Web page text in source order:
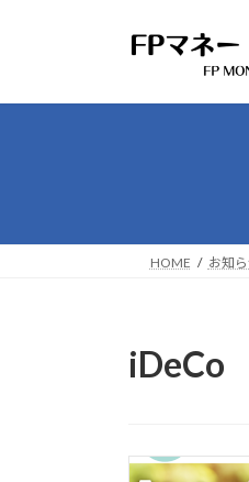
プ
動
HOME お知
iDeCo